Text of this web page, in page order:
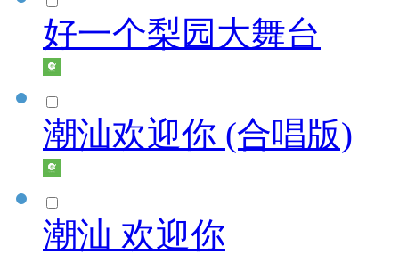
好一个梨园大舞台
潮汕欢迎你 (合唱版)
潮汕 欢迎你